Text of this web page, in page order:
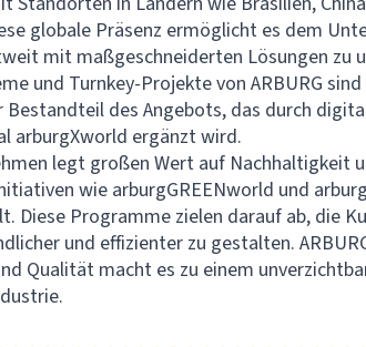
globale Präsenz ermöglicht es dem
mit maßgeschneiderten Lösungen zu
und Turnkey-Projekte von ARBURG
Bestandteil des Angebots, das durch
arburgXworld ergänzt wird.
legt großen Wert auf Nachhaltigkeit
wie arburgGREENworld und
Diese Programme zielen darauf ab, die
und effizienter zu gestalten.
Qualität macht es zu einem